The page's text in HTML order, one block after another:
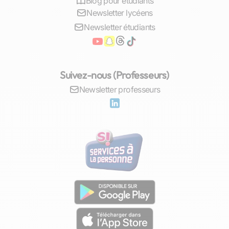
pourra vous donner de très bons conseils et
astuces pour vous guider tout au long de votre
parcours et vous aider à faire les bons choix
pour obtenir le travail de vos rêves après vos
Les débouchés après des études de droit
des sociétés
une fac de droit si vous avez suivi des études de
droit des sociétés. Juriste d'entreprise, juriste de
droit social, juriste d'assurance, juriste de
banque, magistrat, avocat, notaire, juriste
d'établissement de crédit, cadre juridique,
commissaire aux comptes, mandataire
judiciaire, avocat d'affaires, généalogiste,
médiateur en droit de la famille… Pour devenir
Newsletter lycéens
Newsletter étudiants
Suivez-nous (Professeurs)
Newsletter professeurs